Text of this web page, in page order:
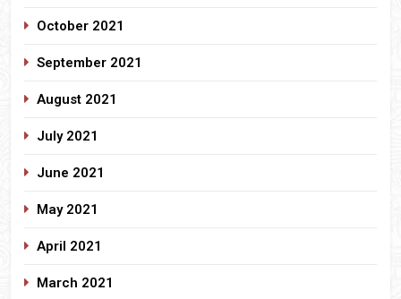
October 2021
September 2021
August 2021
July 2021
June 2021
May 2021
April 2021
March 2021